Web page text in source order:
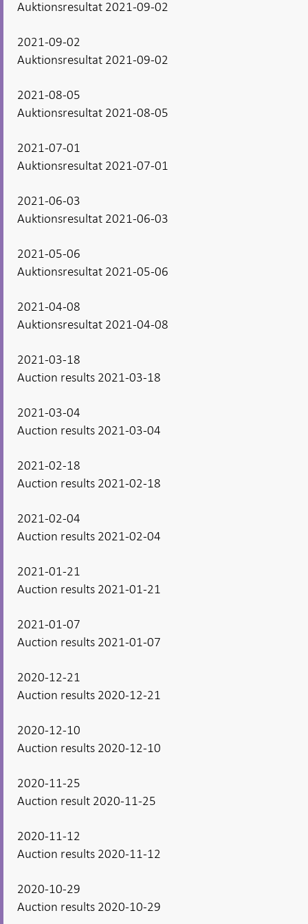
Auktionsresultat 2021-09-02
2021-09-02
Auktionsresultat 2021-09-02
2021-08-05
Auktionsresultat 2021-08-05
2021-07-01
Auktionsresultat 2021-07-01
2021-06-03
Auktionsresultat 2021-06-03
2021-05-06
Auktionsresultat 2021-05-06
2021-04-08
Auktionsresultat 2021-04-08
2021-03-18
Auction results 2021-03-18
2021-03-04
Auction results 2021-03-04
2021-02-18
Auction results 2021-02-18
2021-02-04
Auction results 2021-02-04
2021-01-21
Auction results 2021-01-21
2021-01-07
Auction results 2021-01-07
2020-12-21
Auction results 2020-12-21
2020-12-10
Auction results 2020-12-10
2020-11-25
Auction result 2020-11-25
2020-11-12
Auction results 2020-11-12
2020-10-29
Auction results 2020-10-29